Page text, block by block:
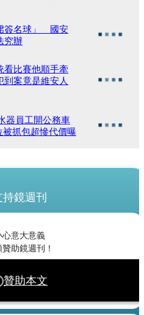
簽名球」 國安
究辦
看比賽他順手牽
案竟是維安人
器員工開公務車
抓包超慘代價曝
持鏡週刊
心意大意義
助鏡週刊！
贊助本文